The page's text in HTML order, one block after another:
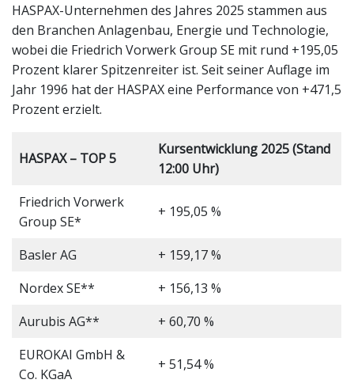
HASPAX-Unternehmen des Jahres 2025 stammen aus
den Branchen Anlagenbau, Energie und Technologie,
wobei die Friedrich Vorwerk Group SE mit rund +195,05
Prozent klarer Spitzenreiter ist. Seit seiner Auflage im
Jahr 1996 hat der HASPAX eine Performance von +471,5
Prozent erzielt.
HASPAX – TOP 5
Kursentwicklung 2025 (Stand
12:00 Uhr)
Friedrich Vorwerk
Group SE*
+ 195,05 %
Basler AG
+ 159,17 %
Nordex SE**
+ 156,13 %
Aurubis AG**
+ 60,70 %
EUROKAI GmbH &
Co. KGaA
+ 51,54 %